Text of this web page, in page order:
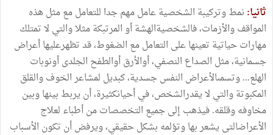
ثانيا: نمط وتركيبة الشخصية عامل مهم جدا للتعامل مع مثل هذه
المواقف والأزمات، فالشخصيةالهشة أو المرتبكة مثلا والتي لا تمتلك
مهارات حياتية تعينها على التعامل مع الضغوط، قد تظهرعليها أعراض
جسمانية، مثل الصداع النصفي، أوالأرق أوالطفح الجلدى أونوبات
الهلع... وتسمىالأعراض النفس جسدية، كبديل لمشاعر الخوف والقلق
المكبوتة والتي لا يقدرالشخص، في أحيانكثيرة، أن يربط بينها وبين
مخاوفه وقلقه. فيذهب إلى جميع التخصصات من أطباء لعلاج
الأعراضالتى يشعر بها وتؤلمه بشكل حقيقي، ويرفض أن تكون الأسباب